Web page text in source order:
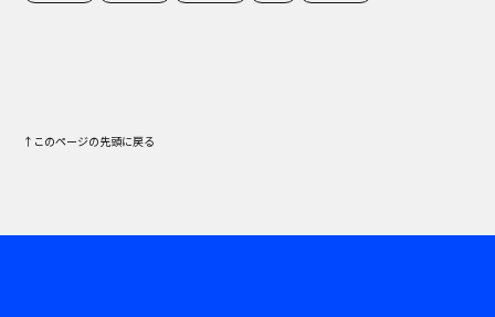
↑このページの先頭に戻る